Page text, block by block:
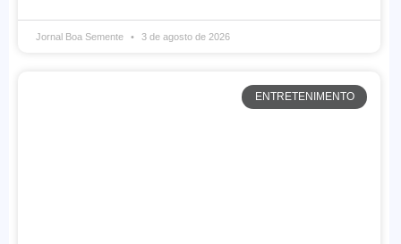
Jornal Boa Semente 3 de agosto de 2026
ENTRETENIMENTO